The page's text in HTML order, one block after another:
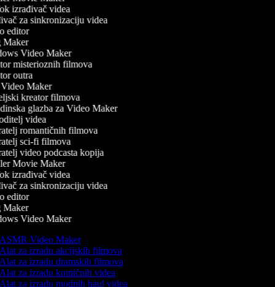
izrađivač videa
za sinkronizaciju videa
editor
Video Maker
misterioznih filmova
outra
Maker
kreator filmova
glazba za Video Maker
videa
romantičnih filmova
sci-fi filmova
video podcasta kopija
Movie Maker
izrađivač videa
za sinkronizaciju videa
editor
Video Maker
Video Maker
za izradu akcijskih filmova
za izradu dramskih filmova
za izradu komičnih videa
za izradu modnih haul videa